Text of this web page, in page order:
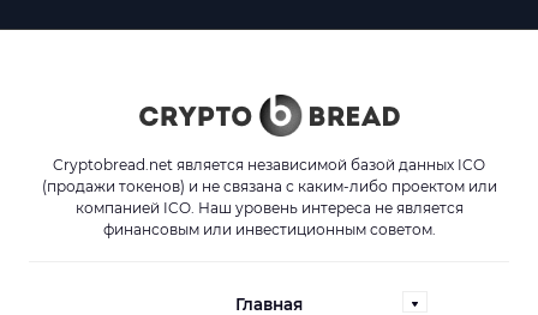
Cryptobread.net является независимой базой данных ICO
(продажи токенов) и не связана с каким-либо проектом или
компанией ICO. Наш уровень интереса не является
финансовым или инвестиционным советом.
Главная